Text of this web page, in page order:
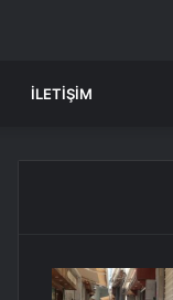
İLETIŞIM